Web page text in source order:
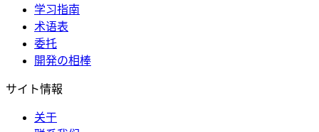
学习指南
术语表
委托
開発の相棒
サイト情報
关于